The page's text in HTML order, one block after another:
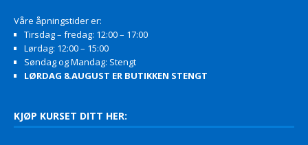
Våre åpningstider er:
Tirsdag – fredag: 12:00 – 17:00
Lørdag: 12:00 – 15:00
Søndag og Mandag: Stengt
LØRDAG 8.AUGUST ER BUTIKKEN STENGT
KJØP KURSET DITT HER: